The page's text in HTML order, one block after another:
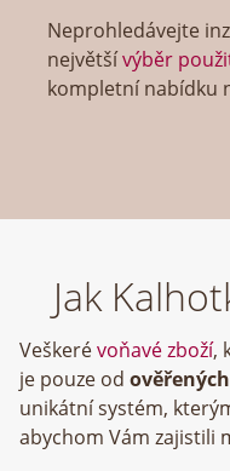
Neprohledávejte
největšívýběr
kompletní nabídku
Jak
Veškerévoňavé zboží,
je pouze od
unikátní systém,
abychom Vám zajistili